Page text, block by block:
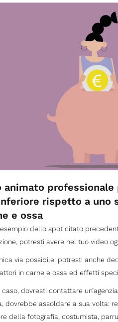
animato
rispetto a uno
e ossa
dello spot citato
potresti avere nel tuo video
via possibile: potresti anche
in carne e ossa ed effetti
dovresti contattare
dovrebbe assoldare a sua volta:
della fotografia, costumista,